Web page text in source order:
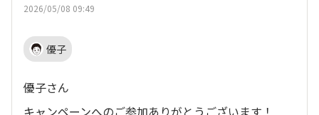
2026/05/08 09:49
優子
優子さん
キャンペーンへのご参加ありがとうございます！